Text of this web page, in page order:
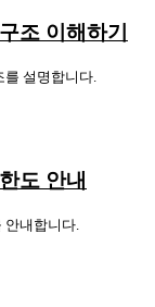
조 이해하기
설명합니다.
도 안내
안내합니다.